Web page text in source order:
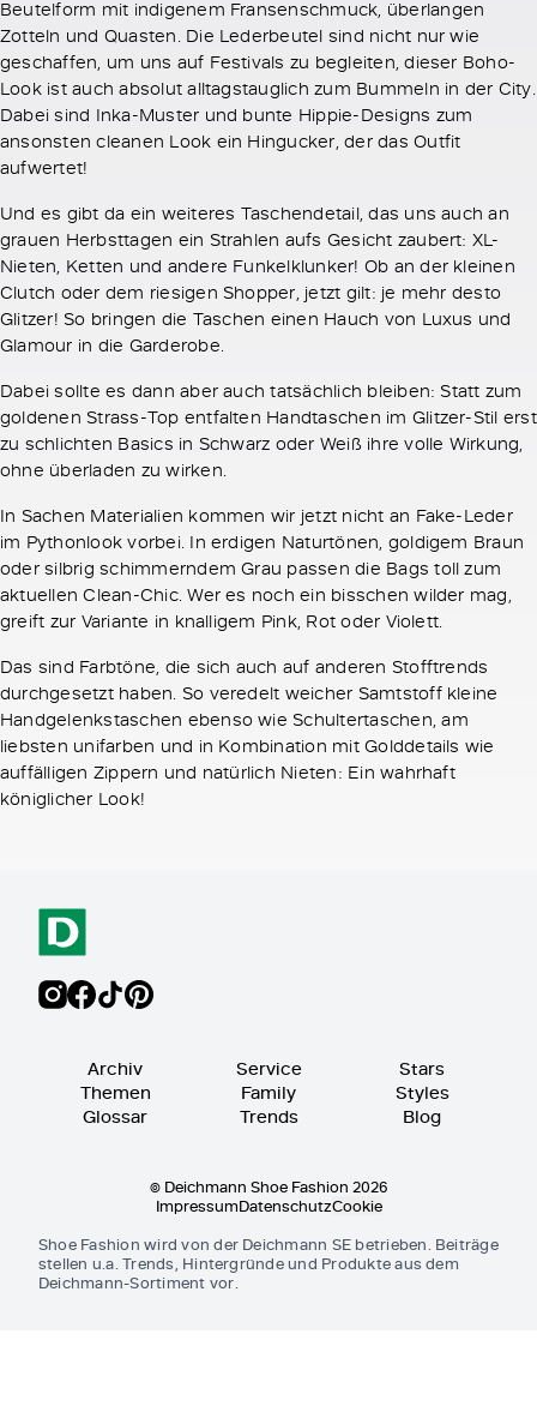
Beutelform mit indigenem Fransenschmuck, überlangen
Zotteln und Quasten. Die Lederbeutel sind nicht nur wie
geschaffen, um uns auf Festivals zu begleiten, dieser Boho-
Look ist auch absolut alltagstauglich zum Bummeln in der City.
Dabei sind Inka-Muster und bunte Hippie-Designs zum
ansonsten cleanen Look ein Hingucker, der das Outfit
aufwertet!
Und es gibt da ein weiteres Taschendetail, das uns auch an
grauen Herbsttagen ein Strahlen aufs Gesicht zaubert: XL-
Nieten, Ketten und andere Funkelklunker! Ob an der kleinen
Clutch oder dem riesigen Shopper, jetzt gilt: je mehr desto
Glitzer! So bringen die Taschen einen Hauch von Luxus und
Glamour in die Garderobe.
Dabei sollte es dann aber auch tatsächlich bleiben: Statt zum
goldenen Strass-Top entfalten Handtaschen im Glitzer-Stil erst
zu schlichten Basics in Schwarz oder Weiß ihre volle Wirkung,
ohne überladen zu wirken.
In Sachen Materialien kommen wir jetzt nicht an Fake-Leder
im Pythonlook vorbei. In erdigen Naturtönen, goldigem Braun
oder silbrig schimmerndem Grau passen die Bags toll zum
aktuellen Clean-Chic. Wer es noch ein bisschen wilder mag,
greift zur Variante in knalligem Pink, Rot oder Violett.
Das sind Farbtöne, die sich auch auf anderen Stofftrends
durchgesetzt haben. So veredelt weicher Samtstoff kleine
Handgelenkstaschen ebenso wie Schultertaschen, am
liebsten unifarben und in Kombination mit Golddetails wie
auffälligen Zippern und natürlich Nieten: Ein wahrhaft
königlicher Look!
Archiv
Themen
Glossar
Service
Family
Trends
Stars
Styles
Blog
© Deichmann Shoe Fashion 2026
ImpressumDatenschutzCookie
Shoe Fashion wird von der Deichmann SE betrieben. Beiträge
stellen u.a. Trends, Hintergründe und Produkte aus dem
Deichmann-Sortiment vor.